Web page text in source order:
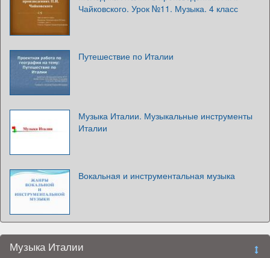
Чайковского. Урок №11. Музыка. 4 класс
Путешествие по Италии
Музыка Италии. Музыкальные инструменты
Италии
Вокальная и инструментальная музыка
Музыка Италии